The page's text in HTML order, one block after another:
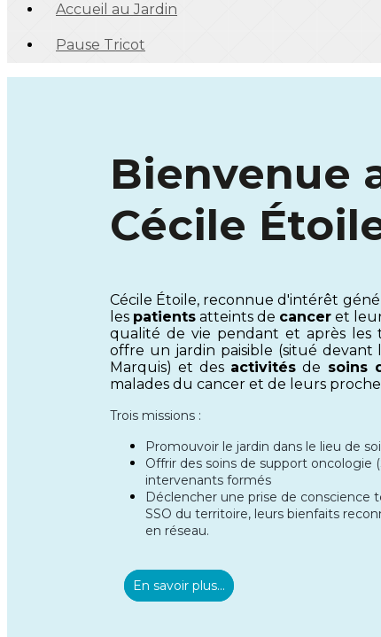
Accueil au Jardin
Pause Tricot
Bienvenue
Cécile
Cécile Étoile, reconnue d'intérêt
les patients atteints de cancer et
qualité de vie pendant et après les
offre un jardin paisible (situé
Marquis) et des activités de soins
malades du cancer et de leurs
Trois missions :
Promouvoir le jardin dans le lieu de
Offrir des soins de support oncologie
intervenants formés
Déclencher une prise de conscience
SSO du territoire, leurs bienfaits
en réseau.
En savoir plus...